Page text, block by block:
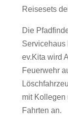
Reisesets
Die
Servicehaus
ev.Kita wird
Feuerwehr
mit Kollegen
Fahrten an.